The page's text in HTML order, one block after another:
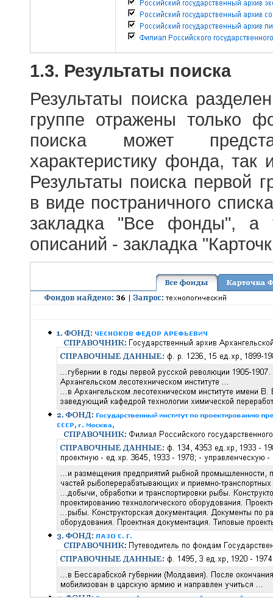
1.3. Результаты поиска
Результаты поиска
группе отражены только
поиска может
характеристику фонда,
Результаты поиска первой
в виде постраничного
закладка "Все фонды", а
описаний - закладка